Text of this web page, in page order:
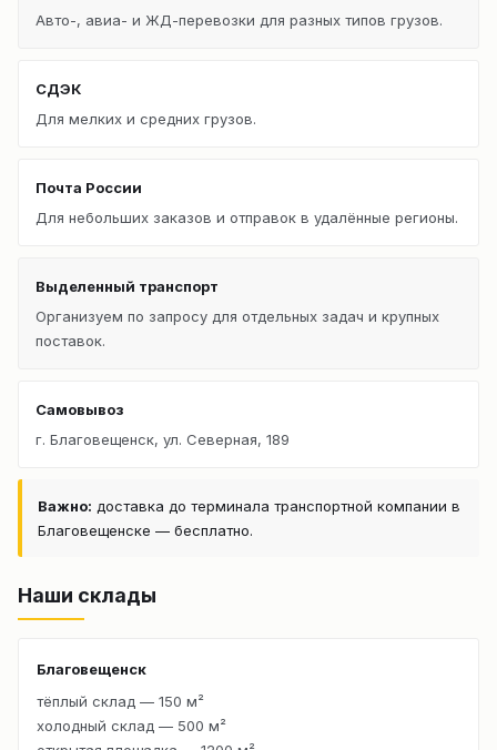
Авто-, авиа- и ЖД-перевозки для разных типов грузов.
СДЭК
Для мелких и средних грузов.
Почта России
Для небольших заказов и отправок в удалённые регионы.
Выделенный транспорт
Организуем по запросу для отдельных задач и крупных
поставок.
Самовывоз
г. Благовещенск, ул. Северная, 189
Важно: доставка до терминала транспортной компании в
Благовещенске — бесплатно.
Наши склады
Благовещенск
тёплый склад — 150 м²
холодный склад — 500 м²